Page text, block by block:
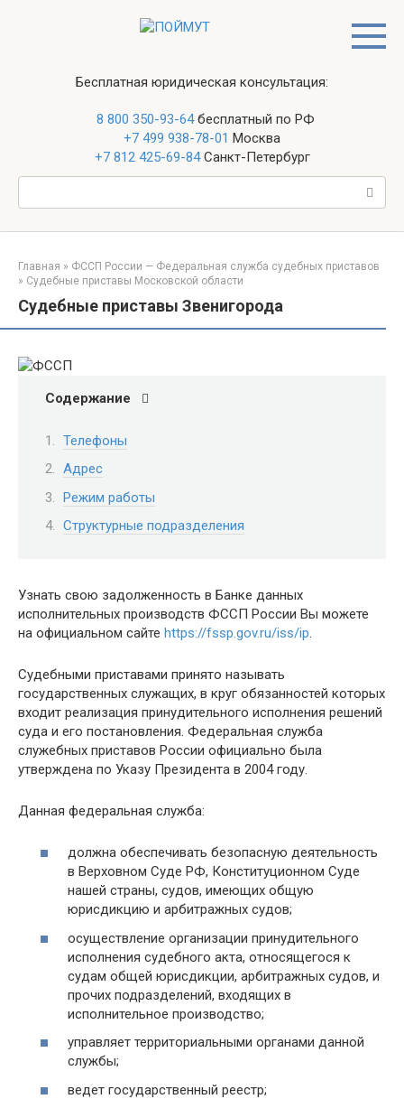
Бесплатная юридическая консультация:
8 800 350-93-64бесплатный по РФ
+7 499 938-78-01 Москва
+7 812 425-69-84Санкт-Петербург
Главная » ФССП России — Федеральная служба судебных приставов
» Судебные приставы Московской области
Судебные приставы Звенигорода
Содержание
Телефоны
Адрес
Режим работы
Структурные подразделения
Узнать свою задолженность в Банке данных
исполнительных производств ФССП России Вы можете
на официальном сайте https://fssp.gov.ru/iss/ip
Судебными приставами принято называть
государственных служащих, в круг обязанностей которых
входит реализация принудительного исполнения решений
суда и его постановления. Федеральная служба
служебных приставов России официально была
утверждена по Указу Президента в 2004 году.
Данная федеральная служба:
должна обеспечивать безопасную деятельность
в Верховном Суде РФ, Конституционном Суде
нашей страны, судов, имеющих общую
юрисдикцию и арбитражных судов;
осуществление организации принудительного
исполнения судебного акта, относящегося к
судам общей юрисдикции, арбитражных судов, и
прочих подразделений, входящих в
исполнительное производство;
управляет территориальными органами данной
службы;
ведет государственный реестр;